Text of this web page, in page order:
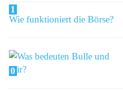
1
Wie funktioniert die Börse?
0